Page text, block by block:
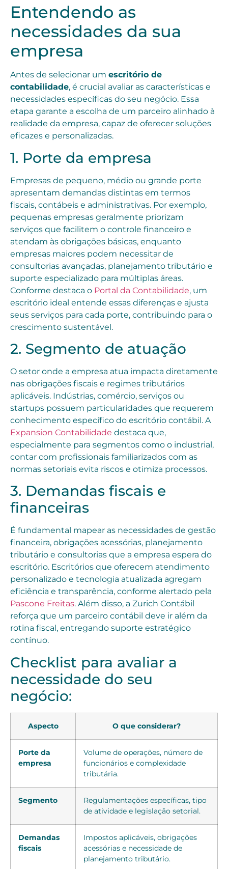
Entendendo as
necessidades da sua
empresa
Antes de selecionar um escritório de
contabilidade, é crucial avaliar as características e
necessidades específicas do seu negócio. Essa
etapa garante a escolha de um parceiro alinhado à
realidade da empresa, capaz de oferecer soluções
eficazes e personalizadas.
1. Porte da empresa
Empresas de pequeno, médio ou grande porte
apresentam demandas distintas em termos
fiscais, contábeis e administrativas. Por exemplo,
pequenas empresas geralmente priorizam
serviços que facilitem o controle financeiro e
atendam às obrigações básicas, enquanto
empresas maiores podem necessitar de
consultorias avançadas, planejamento tributário e
suporte especializado para múltiplas áreas.
Conforme destaca o Portal da Contabilidade, um
escritório ideal entende essas diferenças e ajusta
seus serviços para cada porte, contribuindo para o
crescimento sustentável.
2. Segmento de atuação
O setor onde a empresa atua impacta diretamente
nas obrigações fiscais e regimes tributários
aplicáveis. Indústrias, comércio, serviços ou
startups possuem particularidades que requerem
conhecimento específico do escritório contábil. A
Expansion Contabilidade destaca que,
especialmente para segmentos como o industrial,
contar com profissionais familiarizados com as
normas setoriais evita riscos e otimiza processos.
3. Demandas fiscais e
financeiras
É fundamental mapear as necessidades de gestão
financeira, obrigações acessórias, planejamento
tributário e consultorias que a empresa espera do
escritório. Escritórios que oferecem atendimento
personalizado e tecnologia atualizada agregam
eficiência e transparência, conforme alertado pela
Pascone Freitas. Além disso, a Zurich Contábil
reforça que um parceiro contábil deve ir além da
rotina fiscal, entregando suporte estratégico
contínuo.
Checklist para avaliar a
necessidade do seu
negócio:
Aspecto O que considerar?
Porte da
empresa
Volume de operações, número de
funcionários e complexidade
tributária.
Segmento
Regulamentações específicas, tipo
de atividade e legislação setorial.
Demandas
fiscais
Impostos aplicáveis, obrigações
acessórias e necessidade de
planejamento tributário.